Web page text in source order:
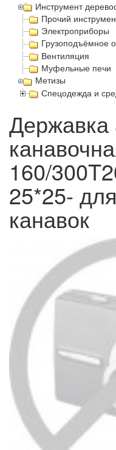
Инструмент
Прочий
Электроприборы
Грузоподъёмное
Вентиляция
Муфельные печи
Метизы
Спецодежда и
Державка
160/
25*25-
канавок